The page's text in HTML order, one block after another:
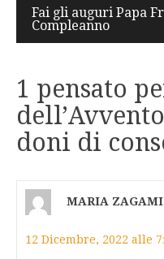
Fai gli auguri Papa
Compleanno
1 pensato
doni di
MARIA ZAGAMI
12 Dicembre, 2022 alle